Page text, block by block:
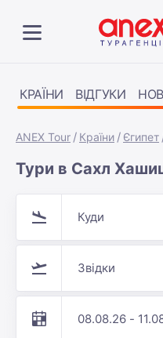
КРАЇНИ ВІДГУКИ
ANEX Tour Країни Єгипет
Тури в Сахл
Куди
Звідки
08.08.26 -